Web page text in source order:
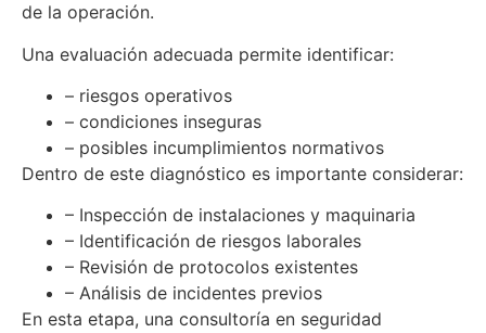
de la operación.
Una evaluación adecuada permite identificar:
– riesgos operativos
– condiciones inseguras
– posibles incumplimientos normativos
Dentro de este diagnóstico es importante considerar:
– Inspección de instalaciones y maquinaria
– Identificación de riesgos laborales
– Revisión de protocolos existentes
– Análisis de incidentes previos
En esta etapa, una consultoría en seguridad